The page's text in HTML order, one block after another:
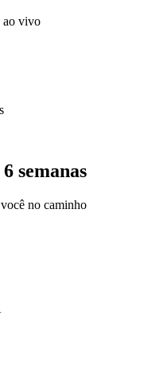
ao vivo
semanas
no caminho